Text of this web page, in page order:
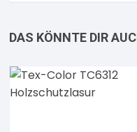
DAS KÖNNTE DIR